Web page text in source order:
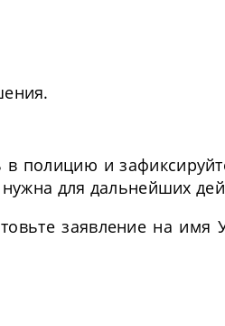
полицию и
для дальнейших
заявление на имя